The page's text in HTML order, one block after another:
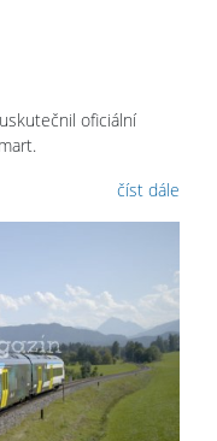
oficiální
číst dále